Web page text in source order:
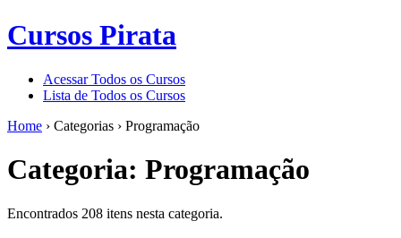
Cursos Pirata
Acessar Todos os Cursos
Lista de Todos os Cursos
Home › Categorias › Programação
Categoria: Programação
Encontrados 208 itens nesta categoria.